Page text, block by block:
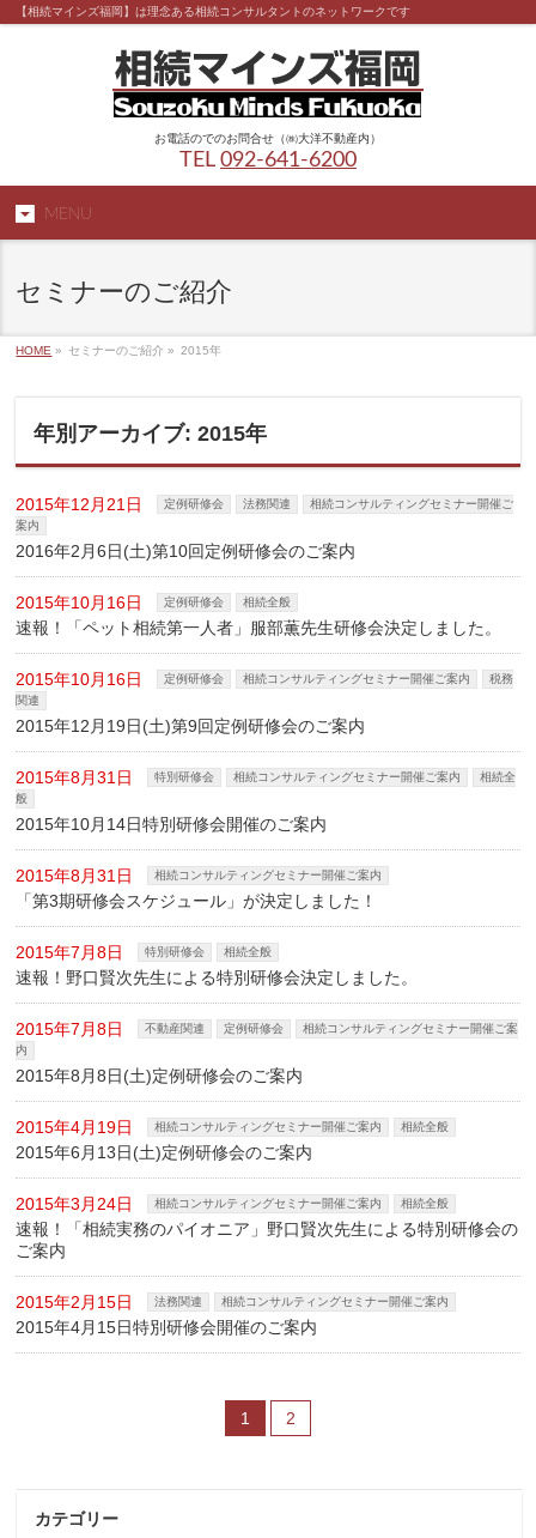
【相続マインズ福岡】は理念ある相続コンサルタントのネットワークです
お電話のでのお問合せ（㈱大洋不動産内）
TEL 092-641-6200
MENU
セミナーのご紹介
HOME » セミナーのご紹介 » 2015年
年別アーカイブ: 2015年
2015年12月21日 定例研修会 法務関連
相続コンサルティングセミナー開催ご
案内
2016年2月6日(土)第10回定例研修会のご案内
2015年10月16日 定例研修会 相続全般
速報！「ペット相続第一人者」服部薫先生研修会決定しました。
2015年10月16日 定例研修会 相続コンサルティングセミナー開催ご案内
税務
関連
2015年12月19日(土)第9回定例研修会のご案内
2015年8月31日 特別研修会 相続コンサルティングセミナー開催ご案内
相続全
般
2015年10月14日特別研修会開催のご案内
2015年8月31日 相続コンサルティングセミナー開催ご案内
「第3期研修会スケジュール」が決定しました！
2015年7月8日 特別研修会 相続全般
速報！野口賢次先生による特別研修会決定しました。
2015年7月8日 不動産関連 定例研修会
相続コンサルティングセミナー開催ご案
内
2015年8月8日(土)定例研修会のご案内
2015年4月19日 相続コンサルティングセミナー開催ご案内 相続全般
2015年6月13日(土)定例研修会のご案内
2015年3月24日 相続コンサルティングセミナー開催ご案内 相続全般
速報！「相続実務のパイオニア」野口賢次先生による特別研修会の
ご案内
2015年2月15日 法務関連 相続コンサルティングセミナー開催ご案内
2015年4月15日特別研修会開催のご案内
1 2
カテゴリー